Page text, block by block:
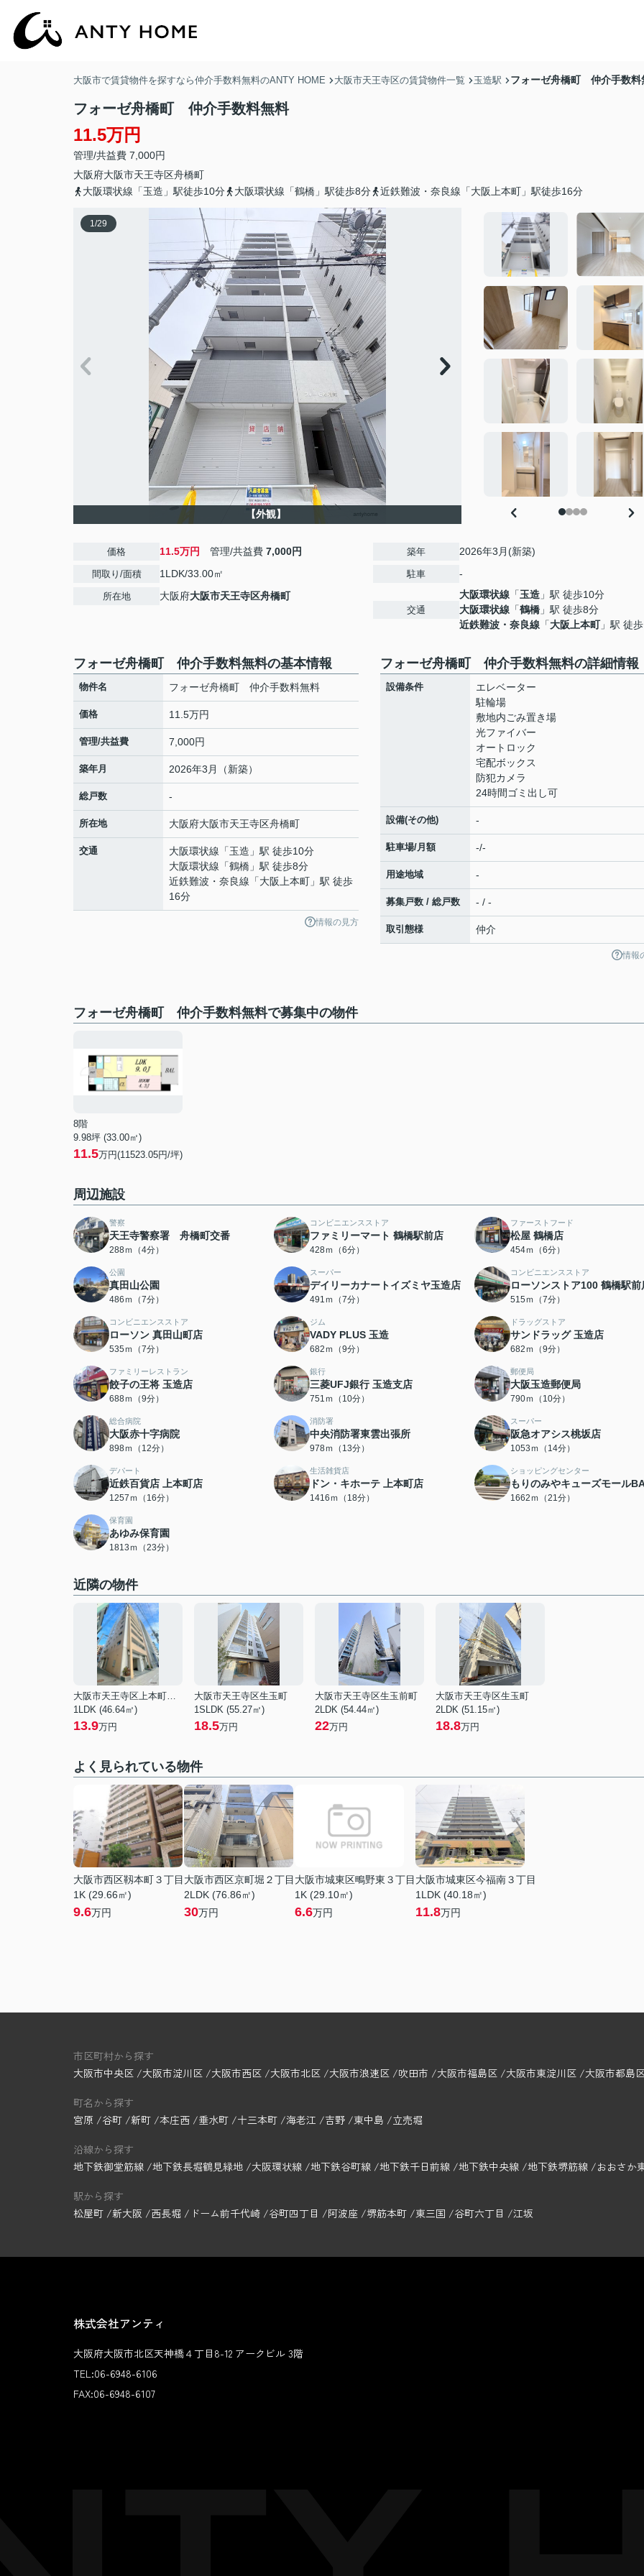
大阪市で賃貸物件を探すなら仲介手数料無料のANTY HOME 大阪市天王寺区の賃貸物件一覧 玉造駅 フォーゼ舟橋町 仲介手数料
フォーゼ舟橋町 仲介手数料無料
11.5万円
管理/共益費 7,000円
大阪府大阪市天王寺区舟橋町
大阪環状線「玉造」駅徒歩10分
大阪環状線「鶴橋」駅徒歩8分 近鉄難波・奈良線「大阪上本町」駅徒歩16分
1/29
【外観】
価格 11.5万円 管理/共益費 7,000円
間取り/面積 1LDK/33.00㎡
所在地 大阪府大阪市天王寺区舟橋町
築年 2026年3月(新築)
駐車 -
交通
大阪環状線 「玉造 」駅 徒歩10分
大阪環状線 「鶴橋 」駅 徒歩8分
近鉄難波・奈良線 「大阪上本町」駅 徒
フォーゼ舟橋町 仲介手数料無料の基本情報
物件名 フォーゼ舟橋町 仲介手数料無料
価格 11.5万円
管理/共益費 7,000円
築年月 2026年3月（新築）
総戸数 -
所在地 大阪府大阪市天王寺区舟橋町
交通 大阪環状線 「玉造 」駅 徒歩10分
大阪環状線 「鶴橋 」駅 徒歩8分
近鉄難波・奈良線 「大阪上本町 」駅 徒歩
16分
情報の見方
フォーゼ舟橋町 仲介手数料無料の詳細情報
設備条件
エレベーター
駐輪場
敷地内ごみ置き場
光ファイバー
オートロック
宅配ボックス
防犯カメラ
24時間ゴミ出し可
設備(その他) -
駐車場/月額 -/-
用途地域 -
募集戸数 / 総戸数 - / -
取引態様 仲介
情報
フォーゼ舟橋町 仲介手数料無料で募集中の物件
8階
9.98坪 (33.00㎡)
11.5万円(11523.05円/坪)
周辺施設
警察
天王寺警察署 舟橋町交番
288ｍ（4分）
コンビニエンスストア
ファミリーマート 鶴橋駅前店
428ｍ（6分）
ファーストフード
松屋 鶴橋店
454ｍ（6分）
公園
真田山公園
486ｍ（7分）
スーパー
デイリーカナートイズミヤ玉造店
491ｍ（7分）
コンビニエンスストア
ローソンストア100 鶴橋駅前
515ｍ（7分）
コンビニエンスストア
ローソン 真田山町店
535ｍ（7分）
ジム
VADY PLUS 玉造
682ｍ（9分）
ドラッグストア
サンドラッグ 玉造店
682ｍ（9分）
ファミリーレストラン
餃子の王将 玉造店
688ｍ（9分）
銀行
三菱UFJ銀行 玉造支店
751ｍ（10分）
郵便局
大阪玉造郵便局
790ｍ（10分）
総合病院
大阪赤十字病院
898ｍ（12分）
消防署
中央消防署東雲出張所
978ｍ（13分）
スーパー
阪急オアシス桃坂店
1053ｍ（14分）
デパート
近鉄百貨店 上本町店
1257ｍ（16分）
生活雑貨店
ドン・キホーテ 上本町店
1416ｍ（18分）
ショッピングセンター
もりのみやキューズモール
1662ｍ（21分）
保育園
あゆみ保育園
1813ｍ（23分）
近隣の物件
大阪市天王寺区上本町５丁目
1LDK (46.64㎡)
13.9万円
大阪市天王寺区生玉町
1SLDK (55.27㎡)
18.5万円
大阪市天王寺区生玉前町
2LDK (54.44㎡)
22万円
大阪市天王寺区生玉町
2LDK (51.15㎡)
18.8万円
よく見られている物件
大阪市西区靱本町３丁目
1K (29.66㎡)
9.6万円
大阪市西区京町堀２丁目
2LDK (76.86㎡)
30万円
大阪市城東区鴫野東３丁目
1K (29.10㎡)
6.6万円
大阪市城東区今福南３丁目
1LDK (40.18㎡)
11.8万円
市区町村から探す
大阪市中央区
大阪市淀川区 大阪市西区 大阪市北区 大阪市浪速区 吹田市 大阪市福島区 大阪市東淀川区 大阪市都島
町名から探す
宮原
谷町 新町 本庄西 垂水町 十三本町 海老江 吉野 東中島 立売堀
沿線から探す
地下鉄御堂筋線 地下鉄長堀鶴見緑地 大阪環状線 地下鉄谷町線 地下鉄千日前線 地下鉄中央線 地下鉄堺筋線 おおさか
駅から探す
松屋町 新大阪 西長堀 ドーム前千代崎 谷町四丁目 阿波座 堺筋本町 東三国 谷町六丁目 江坂
株式会社アンティ
大阪府大阪市北区天神橋４丁目8-12 アークビル 3階
TEL:06-6948-6106
FAX:06-6948-6107